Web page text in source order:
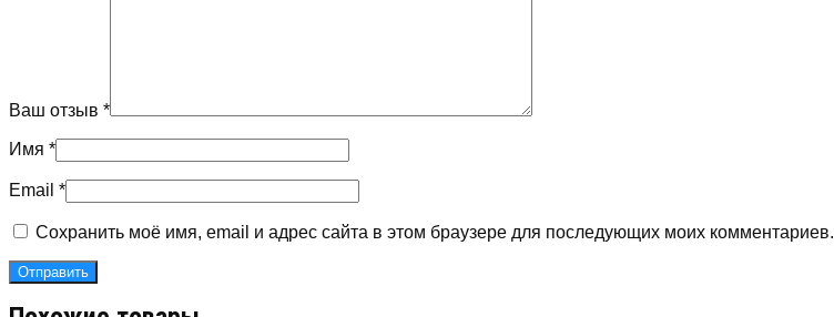
Ваш отзыв *
Имя *
Email *
Сохранить моё имя, email и адрес сайта в этом браузере для последующих моих комментариев.